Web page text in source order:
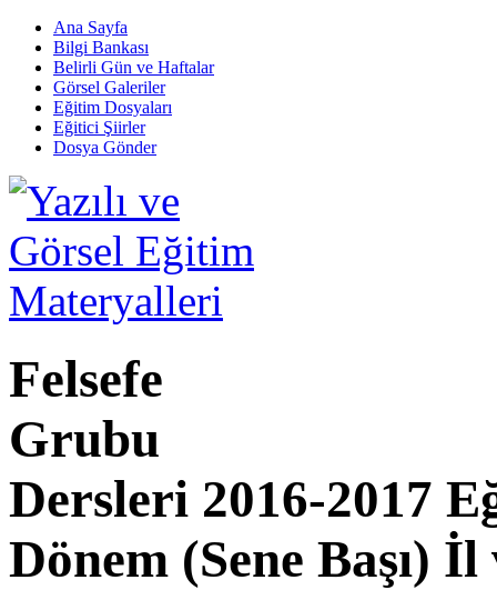
Ana Sayfa
Bilgi Bankası
Belirli Gün ve Haftalar
Görsel Galeriler
Eğitim Dosyaları
Eğitici Şiirler
Dosya Gönder
Felsefe
Grubu
Dersleri 2016-2017
Dönem (Sene Başı)